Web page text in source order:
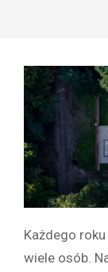
Każdego
wiele osób.